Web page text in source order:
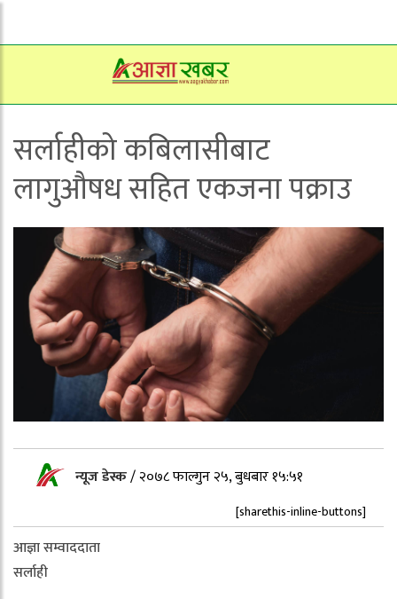
सर्लाहीको कबिलासीबाट
लागुऔषध सहित एकजना पक्राउ
न्यूज डेस्क/२०७८ फाल्गुन २५, बुधबार १५:५१
[sharethis-inline-buttons]
आज्ञा सम्वाददाता
सर्लाही